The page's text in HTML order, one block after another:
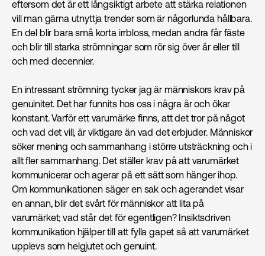
eftersom det är ett långsiktigt arbete att stärka relationen
vill man gärna utnyttja trender som är någorlunda hållbara.
En del blir bara små korta irrbloss, medan andra får fäste
och blir till starka strömningar som rör sig över år eller till
och med decennier.
En intressant strömning tycker jag är människors krav på
genuinitet. Det har funnits hos oss i några år och ökar
konstant. Varför ett varumärke finns, att det tror på något
och vad det vill, är viktigare än vad det erbjuder. Människor
söker mening och sammanhang i större utsträckning och i
allt fler sammanhang. Det ställer krav på att varumärket
kommunicerar och agerar på ett sätt som hänger ihop.
Om kommunikationen säger en sak och agerandet visar
en annan, blir det svårt för människor att lita på
varumärket; vad står det för egentligen? Insiktsdriven
kommunikation hjälper till att fylla gapet så att varumärket
upplevs som helgjutet och genuint.